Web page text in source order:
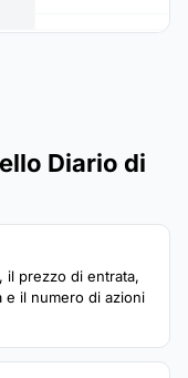
Diario di
il prezzo di entrata,
e il numero di azioni